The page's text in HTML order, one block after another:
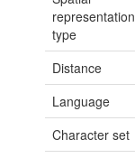
representation
type
Distance
Language
Character set